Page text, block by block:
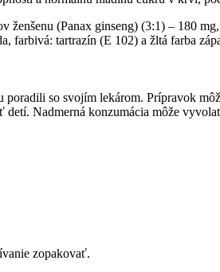
(Panax ginseng) (3:1) – 180
farbivá: tartrazín (E 102) a žltá farba
so svojím lekárom. Prípravok
Nadmerná konzumácia môže
zopakovať.